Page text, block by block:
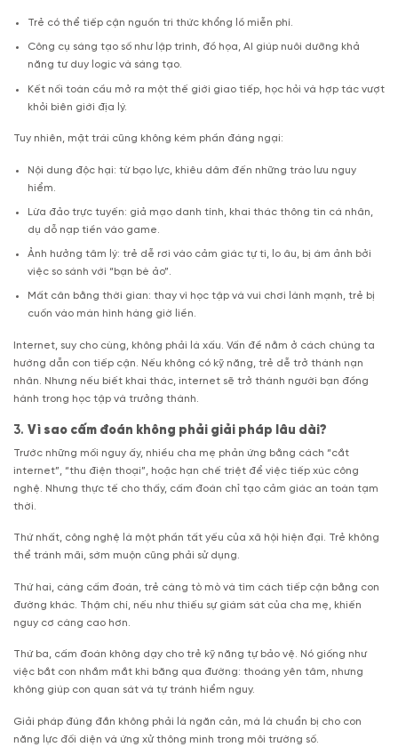
Trẻ có thể tiếp cận nguồn tri thức khổng lồ miễn phí.
Công cụ sáng tạo số như lập trình, đồ họa, AI giúp nuôi dưỡng khả
năng tư duy logic và sáng tạo.
Kết nối toàn cầu mở ra một thế giới giao tiếp, học hỏi và hợp tác vượt
khỏi biên giới địa lý.
Tuy nhiên, mặt trái cũng không kém phần đáng ngại:
Nội dung độc hại: từ bạo lực, khiêu dâm đến những trào lưu nguy
hiểm.
Lừa đảo trực tuyến: giả mạo danh tính, khai thác thông tin cá nhân,
dụ dỗ nạp tiền vào game.
Ảnh hưởng tâm lý: trẻ dễ rơi vào cảm giác tự ti, lo âu, bị ám ảnh bởi
việc so sánh với “bạn bè ảo”.
Mất cân bằng thời gian: thay vì học tập và vui chơi lành mạnh, trẻ bị
cuốn vào màn hình hàng giờ liền.
Internet, suy cho cùng, không phải là xấu. Vấn đề nằm ở cách chúng ta
hướng dẫn con tiếp cận. Nếu không có kỹ năng, trẻ dễ trở thành nạn
nhân. Nhưng nếu biết khai thác, internet sẽ trở thành người bạn đồng
hành trong học tập và trưởng thành.
3. Vì sao cấm đoán không phải giải pháp lâu dài?
Trước những mối nguy ấy, nhiều cha mẹ phản ứng bằng cách “cắt
internet”, “thu điện thoại”, hoặc hạn chế triệt để việc tiếp xúc công
nghệ. Nhưng thực tế cho thấy, cấm đoán chỉ tạo cảm giác an toàn tạm
thời.
Thứ nhất, công nghệ là một phần tất yếu của xã hội hiện đại. Trẻ không
thể tránh mãi, sớm muộn cũng phải sử dụng.
Thứ hai, càng cấm đoán, trẻ càng tò mò và tìm cách tiếp cận bằng con
đường khác. Thậm chí, nếu như thiếu sự giám sát của cha mẹ, khiến
nguy cơ càng cao hơn.
Thứ ba, cấm đoán không dạy cho trẻ kỹ năng tự bảo vệ. Nó giống như
việc bắt con nhắm mắt khi băng qua đường: thoáng yên tâm, nhưng
không giúp con quan sát và tự tránh hiểm nguy.
Giải pháp đúng đắn không phải là ngăn cản, mà là chuẩn bị cho con
năng lực đối diện và ứng xử thông minh trong môi trường số.